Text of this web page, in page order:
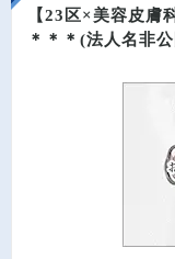
【23区×美容皮膚
＊＊＊(法人名非